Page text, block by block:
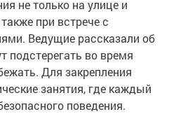
не только на улице и
при встрече с
Ведущие рассказали об
подстерегать во время
Для закрепления
занятия, где каждый
поведения.